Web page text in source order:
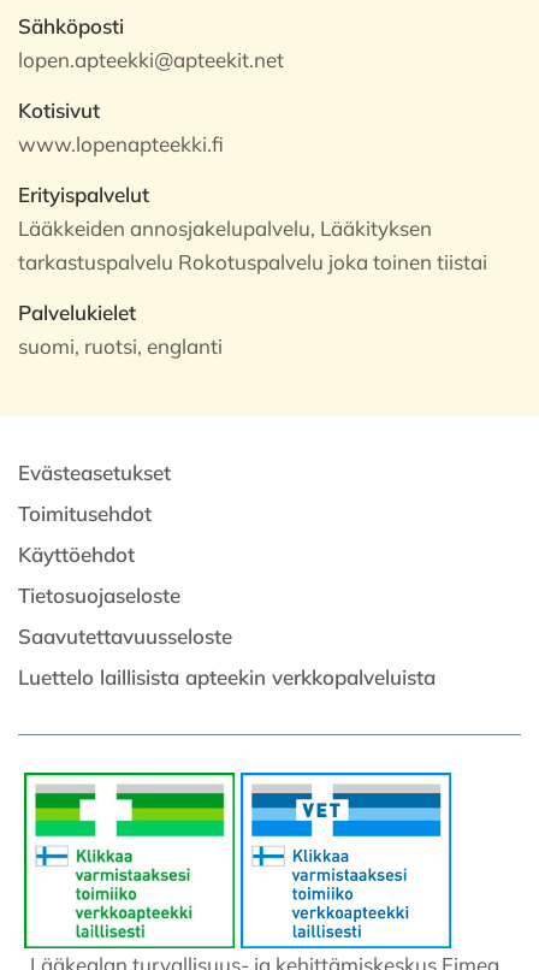
Sähköposti
lopen.apteekki@apteekit.net
Kotisivut
www.lopenapteekki.fi
Erityispalvelut
Lääkkeiden annosjakelupalvelu, Lääkityksen
tarkastuspalvelu Rokotuspalvelu joka toinen tiistai
Palvelukielet
suomi, ruotsi, englanti
Evästeasetukset
Toimitusehdot
Käyttöehdot
Tietosuojaseloste
Saavutettavuusseloste
Luettelo laillisista apteekin verkkopalveluista
Lääkealan turvallisuus- ja kehittämiskeskus Fimea